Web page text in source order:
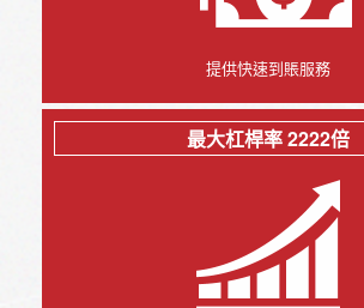
提供快速到賬服務
最大杠桿率 2222倍